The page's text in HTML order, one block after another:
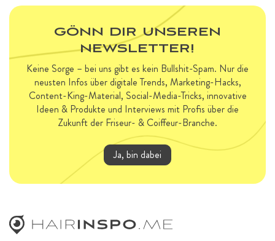
GÖNN DIR UNSEREN
NEWSLETTER!
Keine Sorge – bei uns gibt es kein Bullshit-Spam. Nur die
neusten Infos über digitale Trends, Marketing-Hacks,
Content-King-Material, Social-Media-Tricks, innovative
Ideen & Produkte und Interviews mit Profis über die
Zukunft der Friseur- & Coiffeur-Branche.
Ja, bin dabei